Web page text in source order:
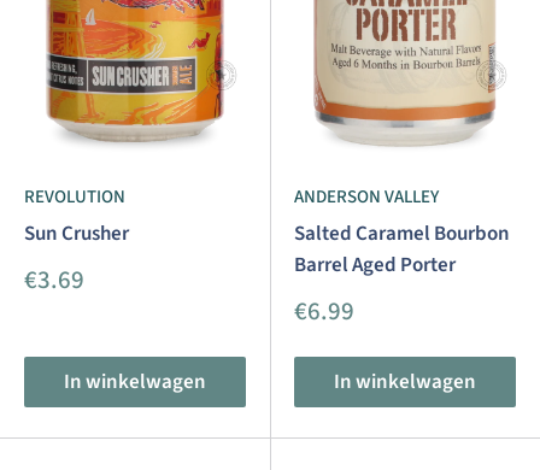
REVOLUTION
Sun Crusher
Aanbiedingsprijs
€3.69
In winkelwagen
ANDERSON VALLEY
Salted Caramel Bourbon
Barrel Aged Porter
Aanbiedingsprijs
€6.99
In winkelwagen